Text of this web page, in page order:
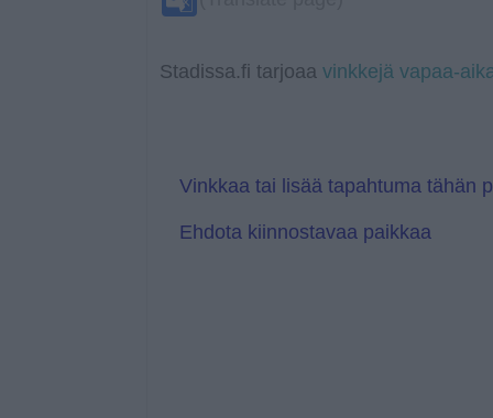
n
r
l
e
l
e
Stadissa.fi tarjoaa vinkkejä vapaa-
Vinkkaa tai lisää tapahtuma tähän
Ehdota kiinnostavaa paikkaa